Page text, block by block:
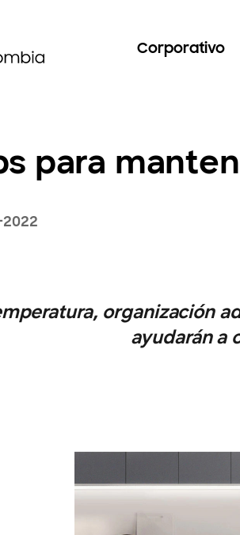
Corporativo
para
organización
ayudarán a